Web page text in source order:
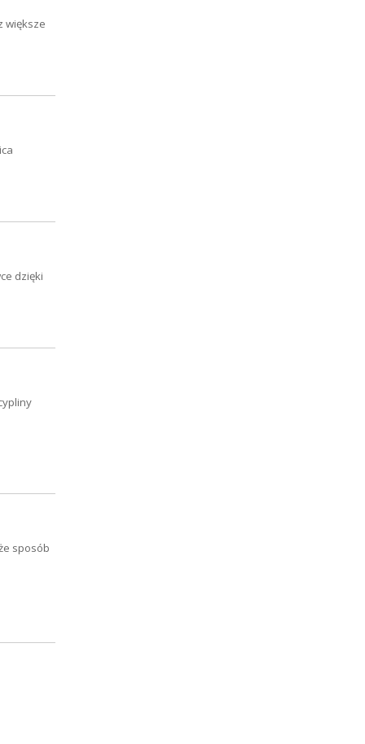
większe
dzięki
sposób